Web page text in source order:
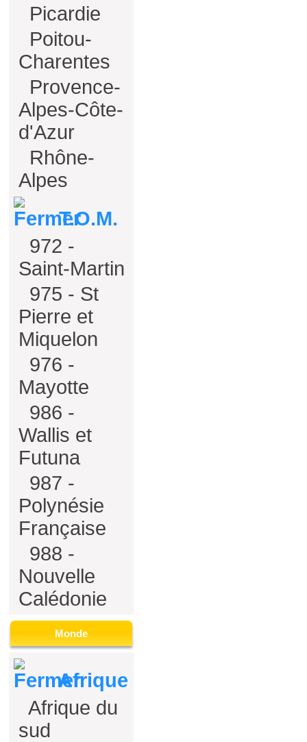
Picardie
Poitou-
Charentes
Provence-
Alpes-Côte-
d'Azur
Rhône-
Alpes
T.O.M.
972 -
Saint-Martin
975 - St
Pierre et
Miquelon
976 -
Mayotte
986 -
Wallis et
Futuna
987 -
Polynésie
Française
988 -
Nouvelle
Calédonie
Monde
Afrique
Afrique du
sud